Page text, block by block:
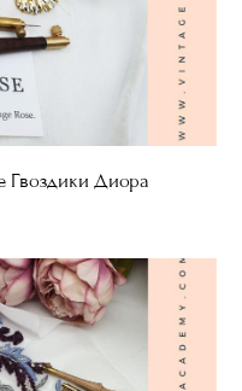
Гвоздики Диора